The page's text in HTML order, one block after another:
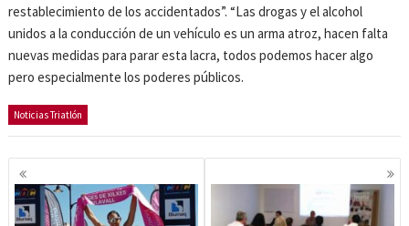
restablecimiento de los accidentados”. “Las drogas y el alcohol
unidos a la conducción de un vehículo es un arma atroz, hacen falta
nuevas medidas para parar esta lacra, todos podemos hacer algo
pero especialmente los poderes públicos.
Noticias Triatlón
Navegación
de
entradas